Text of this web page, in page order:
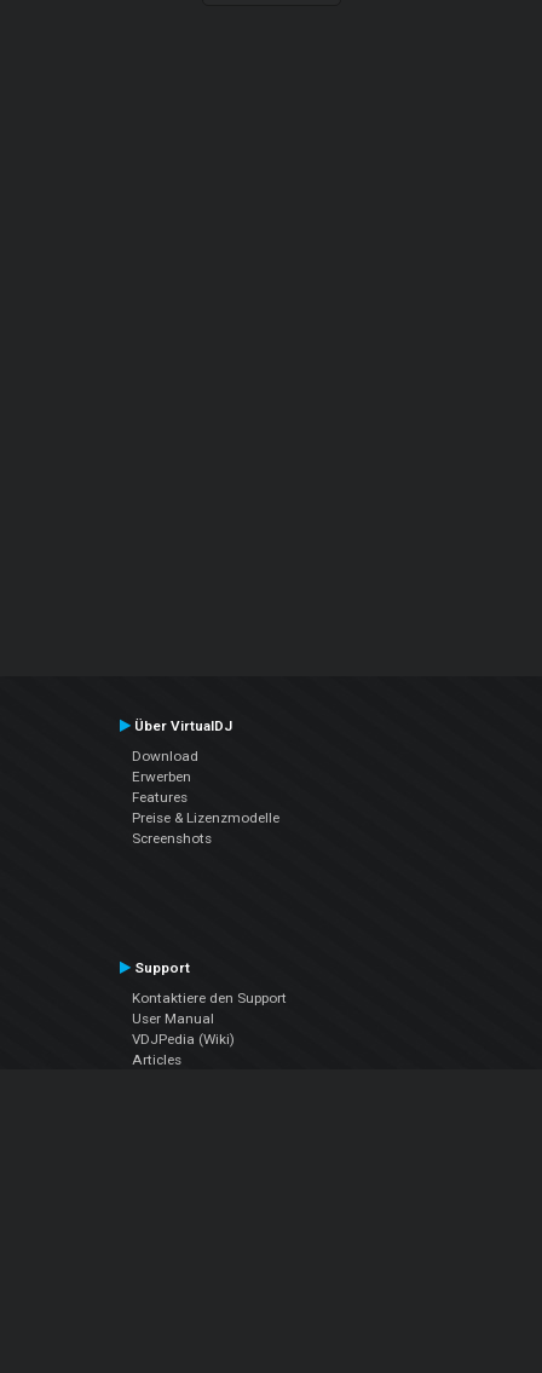
Über VirtualDJ
Download
Erwerben
Features
Preise & Lizenzmodelle
Screenshots
Support
Kontaktiere den Support
User Manual
VDJPedia (Wiki)
Articles